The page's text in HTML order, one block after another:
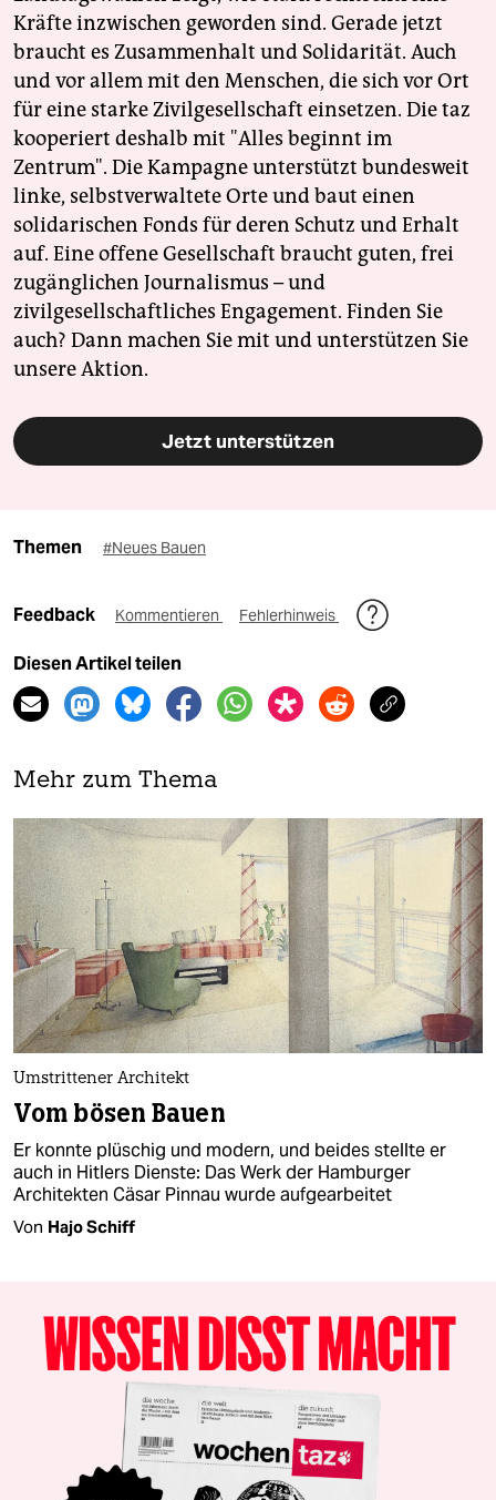
Kräfte inzwischen geworden sind. Gerade jetzt
braucht es Zusammenhalt und Solidarität. Auch
und vor allem mit den Menschen, die sich vor Ort
für eine starke Zivilgesellschaft einsetzen. Die taz
kooperiert deshalb mit "Alles beginnt im
Zentrum". Die Kampagne unterstützt bundesweit
linke, selbstverwaltete Orte und baut einen
solidarischen Fonds für deren Schutz und Erhalt
auf. Eine offene Gesellschaft braucht guten, frei
zugänglichen Journalismus – und
zivilgesellschaftliches Engagement. Finden Sie
auch? Dann machen Sie mit und unterstützen Sie
unsere Aktion.
Jetzt unterstützen
Themen #Neues Bauen
Feedback Kommentieren Fehlerhinweis
Diesen Artikel teilen
Mehr zum Thema
Umstrittener Architekt
Vom bösen Bauen
Er konnte plüschig und modern, und beides stellte er
auch in Hitlers Dienste: Das Werk der Hamburger
Architekten Cäsar Pinnau wurde aufgearbeitet
Von Hajo Schiff